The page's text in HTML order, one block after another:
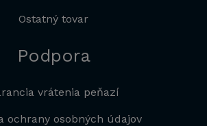
Ostatný tovar
Podpora
vrátenia peňazí
ochrany osobných údajov